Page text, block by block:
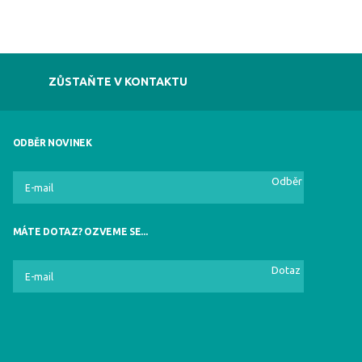
ZŮSTAŇTE V KONTAKTU
ODBĚR NOVINEK
Odběr
MÁTE DOTAZ? OZVEME SE...
Dotaz